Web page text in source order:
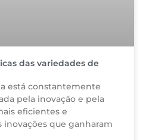
das variedades de
está constantemente
pela inovação e pela
eficientes e
inovações que ganharam